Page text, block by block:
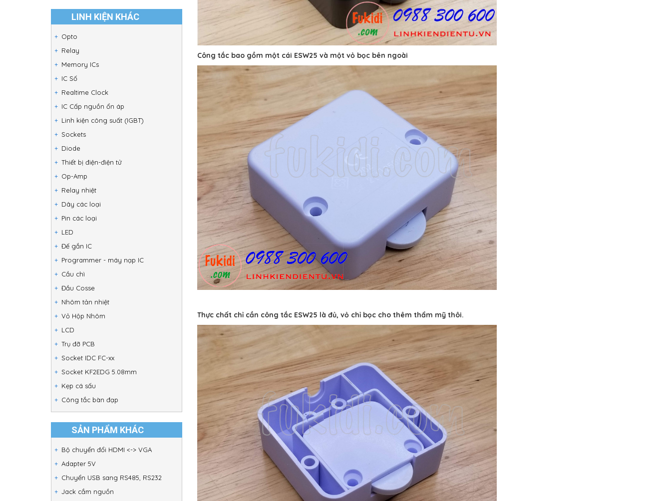
LINH KIỆN KHÁC
Opto
Relay
Memory ICs
IC Số
Realtime Clock
IC Cấp nguồn ổn áp
Linh kiện công suất (IGBT)
Sockets
Diode
Thiết bị điện-điện tử
Op-Amp
Relay nhiệt
Dây các loại
Pin các loại
LED
Đế gắn IC
Programmer - máy nạp IC
Cầu chì
Đầu Cosse
Nhôm tản nhiệt
Vỏ Hộp Nhôm
LCD
Trụ đỡ PCB
Socket IDC FC-xx
Socket KF2EDG 5.08mm
Kẹp cá sấu
Công tắc bàn đạp
SẢN PHẨM KHÁC
Bộ chuyển đổi HDMI <-> VGA
Adapter 5V
Chuyển USB sang RS485, RS232
Jack cắm nguồn
Công tắc bao gồm một cái ESW25 và một vỏ bọc bên ngoài
Thực chất chỉ cần công tắc ESW25 là đủ, vỏ chỉ bọc cho thêm thẩm mỹ thôi.